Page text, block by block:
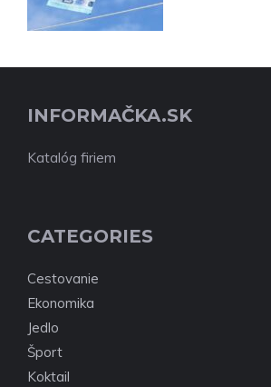
INFORMAČKA.SK
Katalóg firiem
CATEGORIES
Cestovanie
Ekonomika
Jedlo
Šport
Koktail